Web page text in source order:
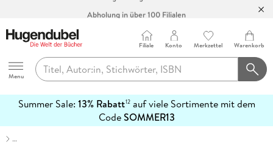
Hugendubel
Menu
Filiale Konto Merkzettel Warenkorb
Summer Sale: 13% Rabatt12auf viele Sortimente mit dem
CodeSOMMER13
erfahren
…